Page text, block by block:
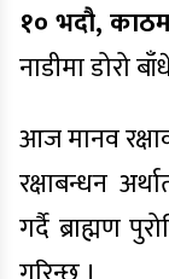
१० भदौ,
नाडीमा डोरो
आज मानव
रक्षाबन्धन
गर्दै ब्राह्मण